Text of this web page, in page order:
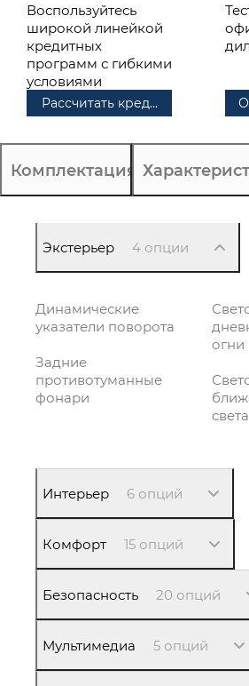
Воспользуйтесь
широкой линейкой
кредитных
программ с гибкими
условиями
Рассчитать кредит
Комплектация
Экстерьер 4 опции
Динамические
указатели поворота
Задние
противотуманные
фонари
огни
света
Интерьер 6 опций
Комфорт 15 опций
Безопасность 20 опций
Мультимедиа 5 опций